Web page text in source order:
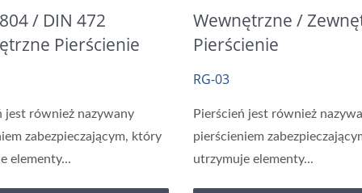
/ DIN 472
Pierścienie
R
jest również nazywany
zabezpieczającym, który
elementy...
Wewnętrzne /
Pierścienie
Zabezpieczające,
Promieniowo
RG-03
Pierścień jest również
pierścieniem
utrzymuje elementy...